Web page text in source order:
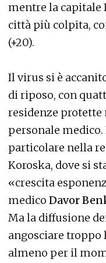
mentre la capitale
città più colpita,
(+20).
Il virus si è
di riposo, con
residenze protette
personale
particolare nella
Koroska, dove si
«crescita
medico Davor
Ma la diffusione
angosciare troppo
almeno per il